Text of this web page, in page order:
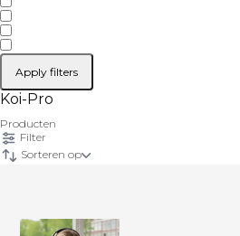
Apply filters
Koi-Pro
Producten
Filter
Sorteren op